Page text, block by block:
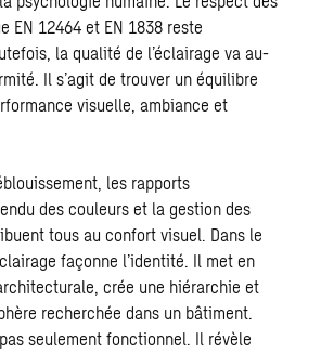
EN 12464 et EN 1838 reste
la qualité de l’éclairage va au-
Il s’agit de trouver un équilibre
visuelle, ambiance et
les rapports
des couleurs et la gestion des
tous au confort visuel. Dans le
façonne l’identité. Il met en
crée une hiérarchie et
recherchée dans un bâtiment.
pas seulement fonctionnel. Il révèle